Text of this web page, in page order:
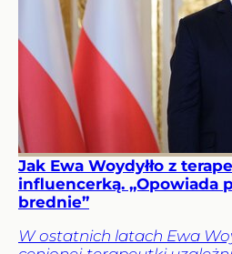
Jak Ewa Woydyłło z
influencerką. „Opowiada
brednie”
W ostatnich latach Ewa